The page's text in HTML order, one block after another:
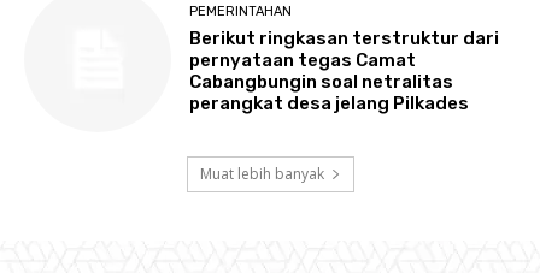
PEMERINTAHAN
Berikut ringkasan terstruktur dari
pernyataan tegas Camat
Cabangbungin soal netralitas
perangkat desa jelang Pilkades
Muat lebih banyak